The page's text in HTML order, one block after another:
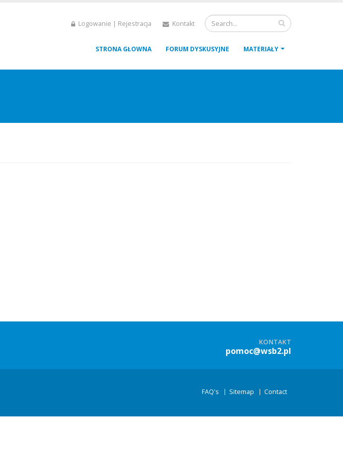
Logowanie | Rejestracja Kontakt
STRONA GŁOWNA FORUM DYSKUSYJNE MATERIAŁY
KONTAKT
pomoc@wsb2.pl
FAQ's Sitemap Contact